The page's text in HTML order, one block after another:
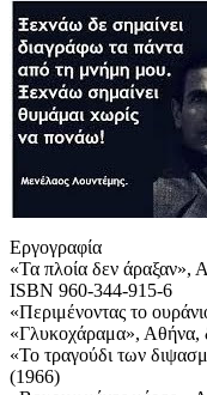
Εργογραφία
«Τα πλοία δεν άραξαν»,
ISBN 960-344-915-6
«Περιμένοντας το
«Γλυκοχάραμα», Αθήνα,
«Το τραγούδι των
(1966)